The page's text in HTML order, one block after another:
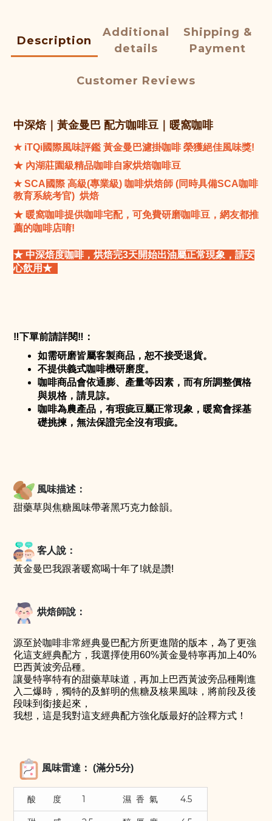
Description
Additional
details
Shipping &
Payment
Customer Reviews
中深焙｜黃金曼巴 配方咖啡豆｜暖窩咖啡
★ iTQi國際風味評鑑 黃金曼巴濾掛咖啡 榮獲絕佳風味獎!
★ 內湖莊園級精品咖啡自家烘焙咖啡豆
★SCA 國際 高級(專業級) 咖啡烘焙師 (同時具備SCA咖啡
教育系統考官) 烘焙
★ 暖窩咖啡提供咖啡宅配，可免費研磨咖啡豆，網友都推
薦的咖啡店唷!
★ 中深焙度咖啡，烘焙完3天開始出油屬正常現象，請安
心飲用★
‼️下單前請詳閱‼️ ：
如需研磨皆屬客製商品，恕不接受退貨。
不提供義式咖啡機研磨度。
咖啡商品會依通膨、產量等因素，而有所調整價格
與規格，請見諒。
咖啡為農產品，有瑕疵豆屬正常現象，暖窩會採基
礎挑揀，無法保證完全沒有瑕疵。
風味描述：
甜藥草與焦糖風味帶著黑巧克力餘韻。
客人說：
黃金曼巴我跟著暖窩喝十年了!就是讚!
烘焙師說：
源至於咖啡非常經典曼巴配方所更進階的版本，為了更強
化這支經典配方，我選擇使用60%黃金曼特寧再加上40%
巴西黃波旁品種。
讓曼特寧特有的甜藥草味道，再加上巴西黃波旁品種剛進
入二爆時，獨特的及鮮明的焦糖及核果風味，將前段及後
段味到銜接起來，
我想，這是我對這支經典配方強化版最好的詮釋方式 ！
風味雷達： (滿分5分)
酸 度 1 濕 香 氣 4.5